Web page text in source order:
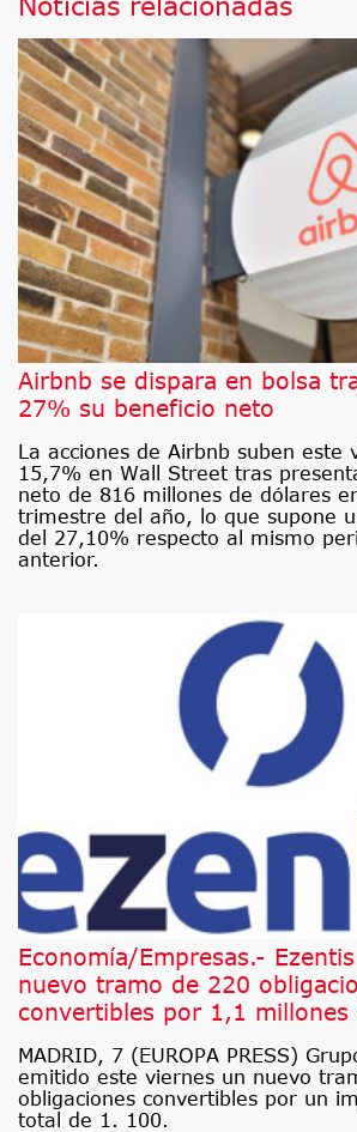
Airbnb se dispara en bolsa
27% su beneficio neto
La acciones de Airbnb suben este
15,7% en Wall Street tras
neto de 816 millones de dólares
trimestre del año, lo que supone
del 27,10% respecto al mismo
anterior.
Economía/Empresas.-
nuevo tramo de 220
convertibles por 1,1 millones
MADRID, 7 (EUROPA PRESS)
emitido este viernes un nuevo
obligaciones convertibles por un
total de 1. 100.